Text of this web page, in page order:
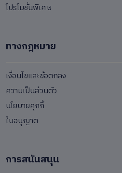
โปรโมชั่นพิเศษ
ทางกฎหมาย
เงื่อนไขและข้อตกลง
ความเป็นส่วนตัว
นโยบายคุกกี้
ใบอนุญาต
การสนันสนุน